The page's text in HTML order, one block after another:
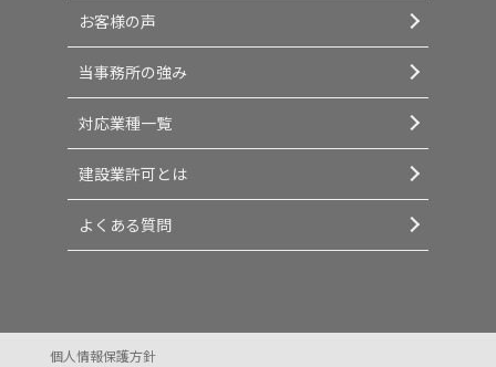
お客様の声
当事務所の強み
対応業種一覧
建設業許可とは
よくある質問
個人情報保護方針